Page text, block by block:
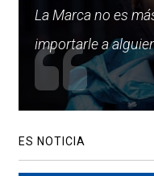
La Marca no es
importarle a
ES NOTICIA